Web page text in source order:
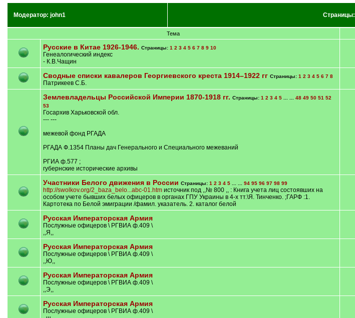
Модератор: john1 Страницы:
Тема
Русские в Китае 1926-1946. Страницы: 1 2 3 4 5 6 7 8 9 10
Генеалогический индекс
- К.В.Чащин
Сводные списки кавалеров Георгиевского креста 1914–1922 гг Страницы: 1 2 3 4 5 6 7 8
Патрикеев С.Б.
Землевладельцы Российской Империи 1870-1918 гг. Страницы: 1 2 3 4 5... ... 48 49 50 51 52
53
Госархив Харьковской обл.
--- ---
межевой фонд РГАДА
РГАДА Ф.1354 Планы дач Генерального и Специального межеваний
РГИА ф.577 ;
губернские исторические архивы
Участники Белого движения в России Страницы: 1 2 3 4 5... ... 94 95 96 97 98 99
http://swolkov.org/2_baza_belo...abc-01.htmисточник под ,,№ 800 ,, : Книга учета лиц состоявших на
особом учете бывших белых офицеров в органах ГПУ Украины в 4-х тт.\Я. Тинченко. ;ГАРФ :1.
Картотека по Белой эмиграции /фамил. указатель. 2. каталог белой
Русская Императорская Армия
Послужные офицеров \ РГВИА ф.409 \
,,Я,,
Русская Императорская Армия
Послужные офицеров \ РГВИА ф.409 \
,,Ю,,
Русская Императорская Армия
Послужные офицеров \ РГВИА ф.409 \
,,Э,,
Русская Императорская Армия
Послужные офицеров \ РГВИА ф.409 \